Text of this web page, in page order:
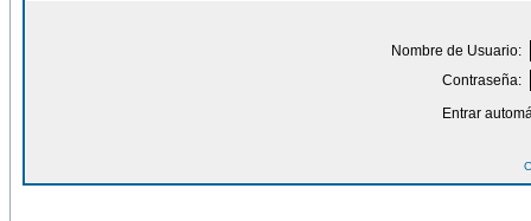
Nombre de Usuario:
Contraseña:
Entrar